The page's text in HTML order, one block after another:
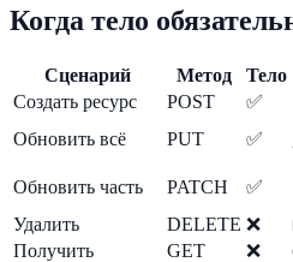
Когда тело
Сценарий Метод Тело
Создать ресурс
POST ✅
Обновить всё
PUT ✅
Обновить часть
PATCH ✅
Удалить
DELETE ❌
Получить GET ❌